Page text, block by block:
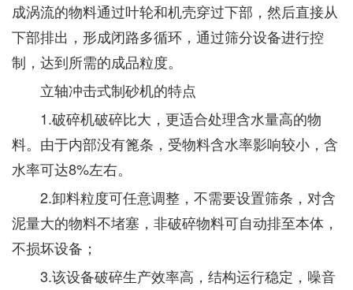
成涡流的物料通过叶轮和机壳穿过下部，然后直接从
下部排出，形成闭路多循环，通过筛分设备进行控
制，达到所需的成品粒度。
立轴冲击式制砂机的特点
1.破碎机破碎比大，更适合处理含水量高的物
料。由于内部没有篦条，受物料含水率影响较小，含
水率可达8%左右。
2.卸料粒度可任意调整，不需要设置筛条，对含
泥量大的物料不堵塞，非破碎物料可自动排至本体，
不损坏设备；
3.该设备破碎生产效率高，结构运行稳定，噪音